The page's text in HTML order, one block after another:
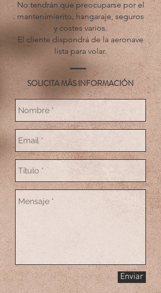
No tendrán que preocuparse por el
mantenimiento, hangaraje, seguros
y costes varios.
El cliente dispondrá de la aeronave
lista para volar.
SOLICITA MÁS INFORMACIÓN
Enviar